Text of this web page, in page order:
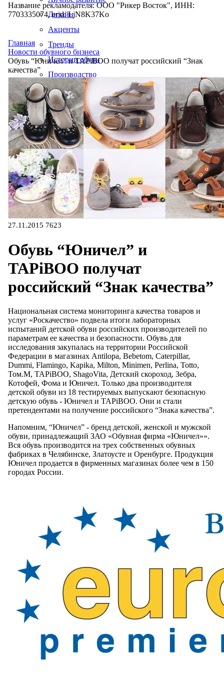
Дизайн
Акценты
Тренды
Истории обуви
Производство
Название рекламодателя: ООО "Рикер Восток", ИНН:
7703335074, erid: LjN8K37Ko
Главная
Новости обувного бизнеса
Обувь “Юничел” и TAPiBOO получат российский “Знак
качества”
27.11.2015 7623
Обувь “Юничел” и
TAPiBOO получат
российский “Знак качества”
Национальная система мониторинга качества товаров и
услуг «Роскачество» подвела итоги лабораторных
испытаний детской обуви российских производителей по
параметрам ее качества и безопасности. Обувь для
исследования закупалась на территории Российской
Федерации в магазинах Antilopa, Bebetom, Caterpillar,
Dummi, Flamingo, Kapika, Milton, Minimen, Perlina, Totto,
Том.М, TAPiBOO, ShagoVita, Детский скороход, Зебра,
Котофей, Фома и Юничел. Только два производителя
детской обуви из 18 тестируемых выпускают безопасную
детскую обувь - Юничел и TAPiBOO. Они и стали
претендентами на получение российского “Знака качества”.
Напомним, “Юничел” - бренд детской, женской и мужской
обуви, принадлежащий ЗАО «Обувная фирма «Юничел»».
Вся обувь производится на трех собственных обувных
фабриках в Челябинске, Златоусте и Оренбурге. Продукция
Юничел продается в фирменных магазинах более чем в 150
городах России.